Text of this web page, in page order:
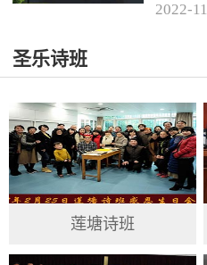
2022-11
圣乐诗班
莲塘诗班